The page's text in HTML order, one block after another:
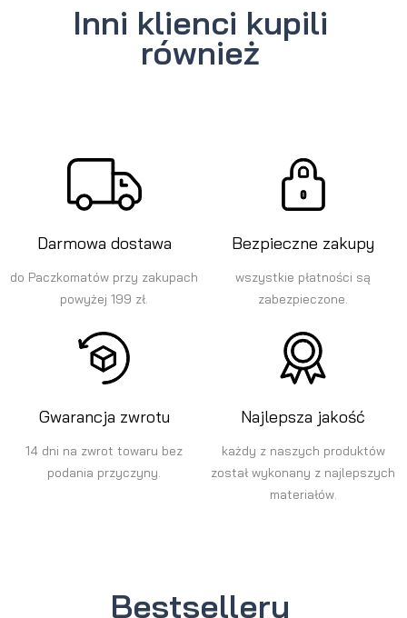
Inni klienci kupili
również
Darmowa dostawa
do Paczkomatów przy zakupach
powyżej 199 zł.
Bezpieczne zakupy
wszystkie płatności są
zabezpieczone.
Gwarancja zwrotu
14 dni na zwrot towaru bez
podania przyczyny.
Najlepsza jakość
każdy z naszych produktów
został wykonany z najlepszych
materiałów.
Bestsellery